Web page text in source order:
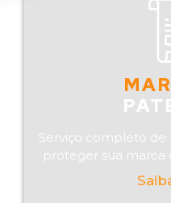
Serviço completo de
proteger sua marca